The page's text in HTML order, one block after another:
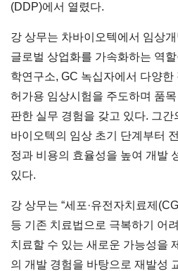
(DDP)에서 열렸다.
강 상무는 차바이오텍에서 임상
글로벌 상업화를 가속화하는 역
학연구소, GC 녹십자에서 다양한
허가용 임상시험을 주도하며 품
판한 실무 경험을 갖고 있다. 그
바이오텍의 임상 초기 단계부터
정과 비용의 효율성을 높여 개발
있다.
강 상무는 “세포·유전자치료제
등 기존 치료법으로 극복하기 어
치료할 수 있는 새로운 가능성을
의 개발 경험을 바탕으로 재발성